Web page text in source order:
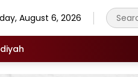
August 6, 2026